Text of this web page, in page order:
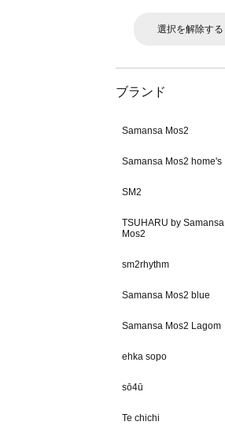
選択を解除する
ブランド
Samansa Mos2
Samansa Mos2 home's
SM2
TSUHARU by Samansa
Mos2
sm2rhythm
Samansa Mos2 blue
Samansa Mos2 Lagom
ehka sopo
sō4ū
Te chichi